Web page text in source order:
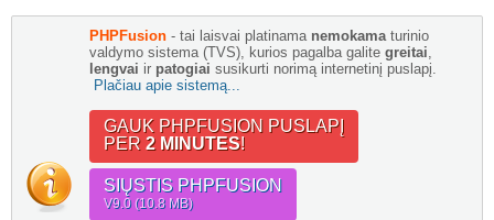
PHPFusion - tai laisvai platinama nemokama turinio
valdymo sistema (TVS), kurios pagalba galite greitai
lengvai ir patogiai susikurti norimą internetinį puslapį.
Plačiau apie sistemą...
GAUK PHPFUSION PUSLAPĮ
PER 2 MINUTES!
SIŲSTIS PHPFUSION
V9.0 (10.8 MB)